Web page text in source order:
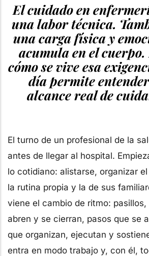
El cuidado en
una labor técnica.
una carga física y
acumula en el cuerpo.
cómo se vive esa
día permite
alcance real de
El turno de un profesional de la
antes de llegar al hospital.
lo cotidiano: alistarse, organizar
la rutina propia y la de sus
viene el cambio de ritmo:
abren y se cierran, pasos que se
que organizan, ejecutan y
entra en modo trabajo y, con él,